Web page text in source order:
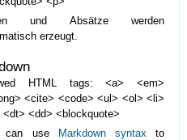
und Absätze werden
erzeugt.
HTML tags: <a> <em>
<cite> <code> <ul> <ol> <li>
<dt> <dd> <blockquote>
can use
Markdown syntax to